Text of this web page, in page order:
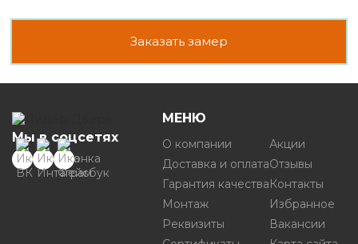
Заказать замер
Мы в соцсетях
МЕНЮ
О компании
Доставка и оплата
Гарантия качества
Монтаж
Реквизиты
Акции
Отзывы
Контакты
Избранное
Вакансии